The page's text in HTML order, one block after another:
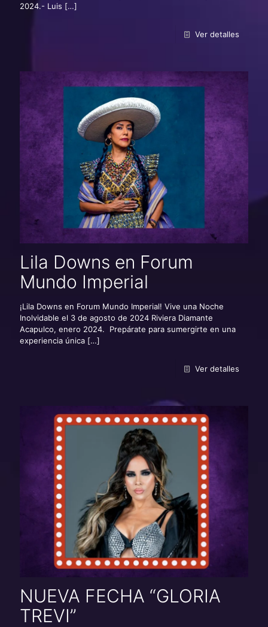
2024.- Luis […]
Ver detalles
Lila Downs en Forum
Mundo Imperial
¡Lila Downs en Forum Mundo Imperial! Vive una Noche
Inolvidable el 3 de agosto de 2024 Riviera Diamante
Acapulco, enero 2024. Prepárate para sumergirte en una
experiencia única […]
Ver detalles
NUEVA FECHA “GLORIA
TREVI”